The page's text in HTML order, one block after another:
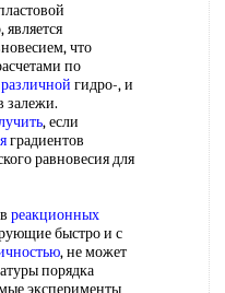
что
по
различной гидро-, и
залежи.
, если
градиентов
равновесия для
реакционных
быстро и с
, не может
порядка
эксперименты